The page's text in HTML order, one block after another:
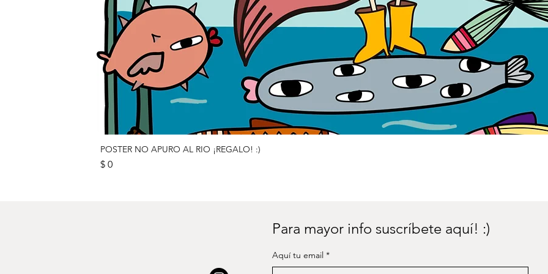
POSTER NO APURO AL RIO ¡REGALO! :)
Precio
$ 0
Para mayor info suscríbete aquí! :)
Aquí tu email